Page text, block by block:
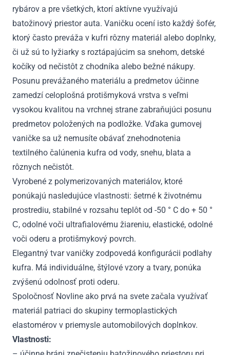
rybárov a pre všetkých, ktorí aktívne využívajú
batožinový priestor auta. Vaničku ocení isto každý šofér,
ktorý často preváža v kufri rôzny materiál alebo doplnky,
či už sú to lyžiarky s roztápajúcim sa snehom, detské
kočíky od nečistôt z chodníka alebo bežné nákupy.
Posunu prevážaného materiálu a predmetov účinne
zamedzí celoplošná protišmyková vrstva s veľmi
vysokou kvalitou na vrchnej strane zabraňujúci posunu
predmetov položených na podložke. Vďaka gumovej
vaničke sa už nemusíte obávať znehodnotenia
textilného čalúnenia kufra od vody, snehu, blata a
rôznych nečistôt.
Vyrobené z polymerizovaných materiálov, ktoré
ponúkajú nasledujúce vlastnosti: šetrné k životnému
prostrediu, stabilné v rozsahu teplôt od -50 ° C do + 50 °
С, odolné voči ultrafialovému žiareniu, elastické, odolné
voči oderu a protišmykový povrch.
Elegantný tvar vaničky zodpovedá konfigurácii podlahy
kufra. Má individuálne, štýlové vzory a tvary, ponúka
zvýšenú odolnosť proti oderu.
Spoločnosť Novline ako prvá na svete začala využívať
materiál patriaci do skupiny termoplastických
elastomérov v priemysle automobilových doplnkov.
Vlastnosti: